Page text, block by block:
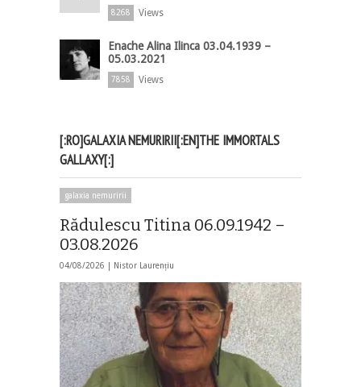
8268 Views
Enache Alina Ilinca 03.04.1939 –
05.03.2021
7858 Views
[:RO]GALAXIA NEMURIRII[:EN]THE IMMORTALS
GALLAXY[:]
galaxia nemuririi
Rădulescu Titina 06.09.1942 –
03.08.2026
04/08/2026 | Nistor Laurențiu